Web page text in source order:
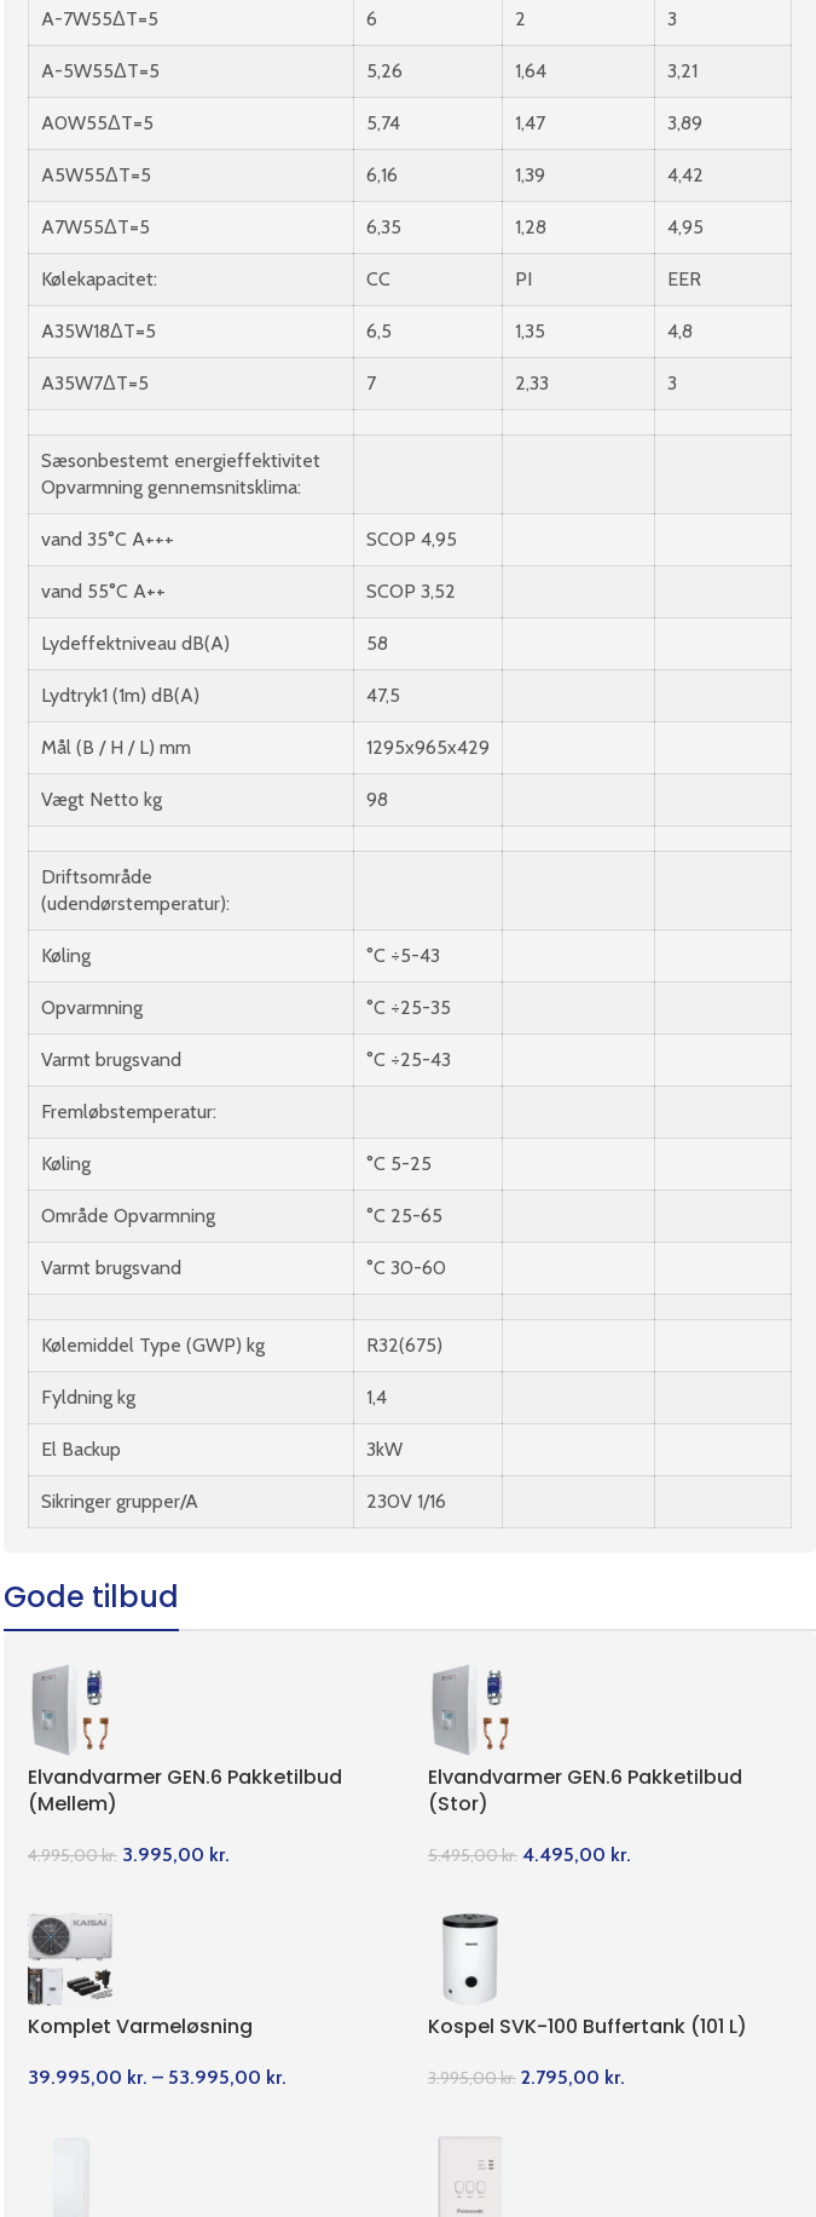
A-7W55ΔT=5 6 2 3
A-5W55ΔT=5 5,26 1,64 3,21
A0W55ΔT=5 5,74 1,47 3,89
A5W55ΔT=5 6,16 1,39 4,42
A7W55ΔT=5 6,35 1,28 4,95
Kølekapacitet: CC PI EER
A35W18ΔT=5 6,5 1,35 4,8
A35W7ΔT=5 7 2,33 3
Sæsonbestemt energieffektivitet
Opvarmning gennemsnitsklima:
vand 35°C A+++ SCOP 4,95
vand 55°C A++ SCOP 3,52
Lydeffektniveau dB(A) 58
Lydtryk1 (1m) dB(A) 47,5
Mål (B / H / L) mm 1295x965x429
Vægt Netto kg 98
Driftsområde
(udendørstemperatur):
Køling °C ÷5-43
Opvarmning °C ÷25-35
Varmt brugsvand °C ÷25-43
Fremløbstemperatur:
Køling °C 5-25
Område Opvarmning °C 25-65
Varmt brugsvand °C 30-60
Kølemiddel Type (GWP) kg R32(675)
Fyldning kg 1,4
El Backup 3kW
Sikringer grupper/A 230V 1/16
Gode tilbud
Elvandvarmer GEN.6 Pakketilbud
(Mellem)
4.995,00kr. 3.995,00 kr.
Elvandvarmer GEN.6 Pakketilbud
(Stor)
5.495,00kr. 4.495,00 kr.
Komplet Varmeløsning
39.995,00 kr. – 53.995,00 kr.
Kospel SVK-100 Buffertank (101 L)
3.995,00kr. 2.795,00 kr.